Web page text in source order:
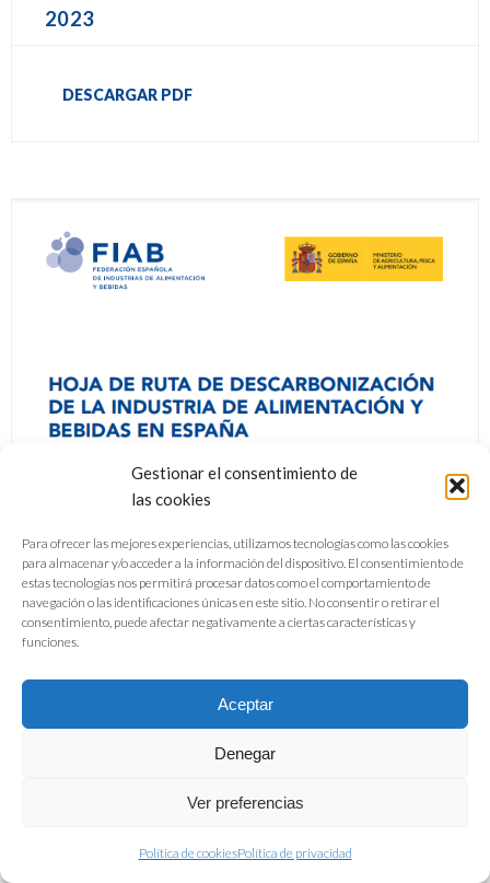
Gestionar el consentimiento de
las cookies
Para ofrecer las mejores experiencias, utilizamos tecnologías como las cookies
para almacenar y/o acceder a la información del dispositivo. El consentimiento de
estas tecnologías nos permitirá procesar datos como el comportamiento de
navegación o las identificaciones únicas en este sitio. No consentir o retirar el
consentimiento, puede afectar negativamente a ciertas características y
funciones.
Aceptar
Denegar
Ver preferencias
Política de cookiesPolítica de privacidad
2023
DESCARGAR PDF